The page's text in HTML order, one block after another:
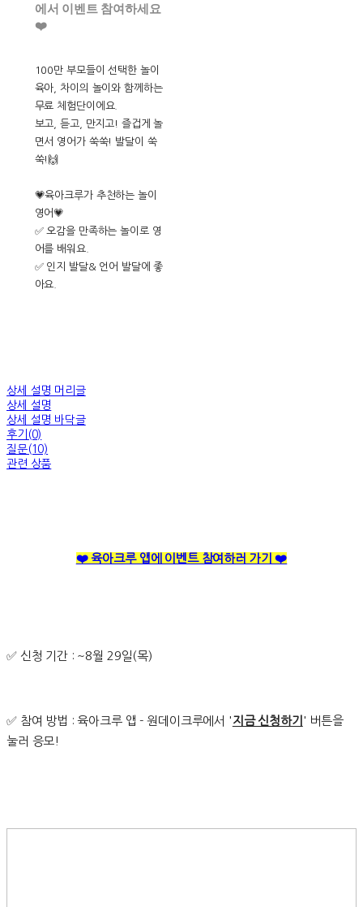
에서 이벤트 참여하세요
❤️
100만 부모들이 선택한 놀이
육아, 차이의 놀이와 함께하는
무료 체험단이에요.
보고, 듣고, 만지고! 즐겁게 놀
면서 영어가 쑥쑥! 발달이 쑥
쑥!🙌
💗육아크루가 추천하는 놀이
영어💗
✅ 오감을 만족하는 놀이로 영
어를 배워요.
✅ 인지 발달& 언어 발달에 좋
아요.
상세 설명 머리글
상세 설명
상세 설명 바닥글
후기(0)
질문(10)
관련 상품
❤️ 육아크루 앱에 이벤트 참여하러 가기 ❤️
✅ 신청 기간 : ~8월 29일(목)
✅ 참여 방법 : 육아크루 앱 - 원데이크루에서 ' 지금 신청하기 ' 버튼을
눌러 응모!